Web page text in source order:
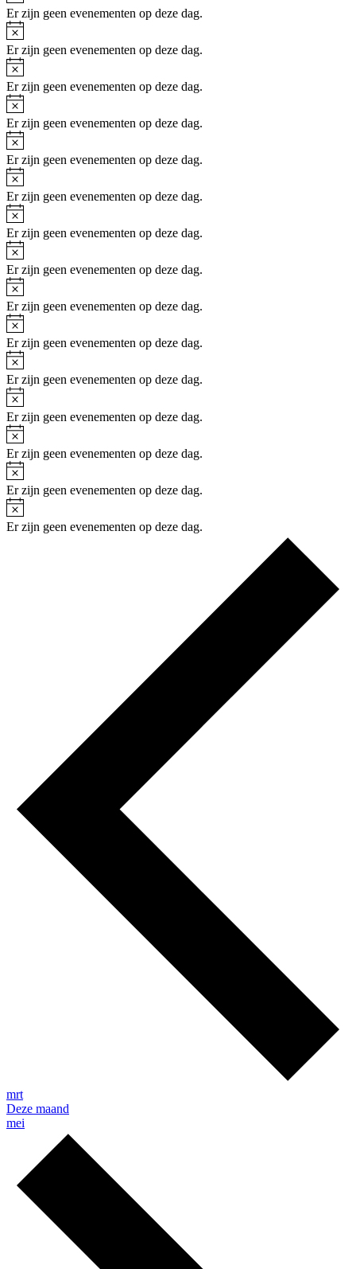
Er zijn geen evenementen op deze dag.
Bericht
Er zijn geen evenementen op deze dag.
Bericht
Er zijn geen evenementen op deze dag.
Bericht
Er zijn geen evenementen op deze dag.
Bericht
Er zijn geen evenementen op deze dag.
Bericht
Er zijn geen evenementen op deze dag.
Bericht
Er zijn geen evenementen op deze dag.
Bericht
Er zijn geen evenementen op deze dag.
Bericht
Er zijn geen evenementen op deze dag.
Bericht
Er zijn geen evenementen op deze dag.
Bericht
Er zijn geen evenementen op deze dag.
Bericht
Er zijn geen evenementen op deze dag.
Bericht
Er zijn geen evenementen op deze dag.
Bericht
Er zijn geen evenementen op deze dag.
Bericht
Er zijn geen evenementen op deze dag.
mrt
Deze maand
mei